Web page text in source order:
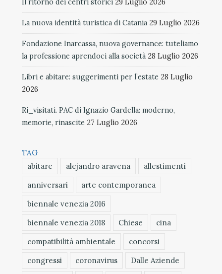
Il ritorno dei centri storici 29 Luglio 2026
La nuova identità turistica di Catania 29 Luglio 2026
Fondazione Inarcassa, nuova governance: tuteliamo
la professione aprendoci alla società 28 Luglio 2026
Libri e abitare: suggerimenti per l’estate 28 Luglio
2026
Ri_visitati. PAC di Ignazio Gardella: moderno,
memorie, rinascite 27 Luglio 2026
TAG
abitare
alejandro aravena
allestimenti
anniversari
arte contemporanea
biennale venezia 2016
biennale venezia 2018
Chiese
cina
compatibilità ambientale
concorsi
congressi
coronavirus
Dalle Aziende